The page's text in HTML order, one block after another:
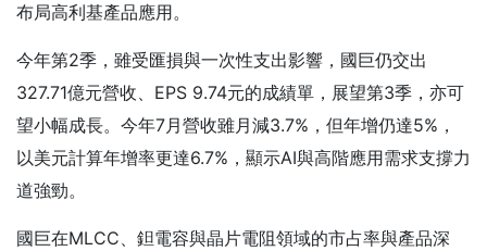
布局高利基產品應用。
今年第2季，雖受匯損與一次性支出影響，國巨仍交出
327.71億元營收、EPS 9.74元的成績單，展望第3季，亦可
望小幅成長。今年7月營收雖月減3.7%，但年增仍達5%，
以美元計算年增率更達6.7%，顯示AI與高階應用需求支撐力
道強勁。
國巨在MLCC、鉭電容與晶片電阻領域的市占率與產品深